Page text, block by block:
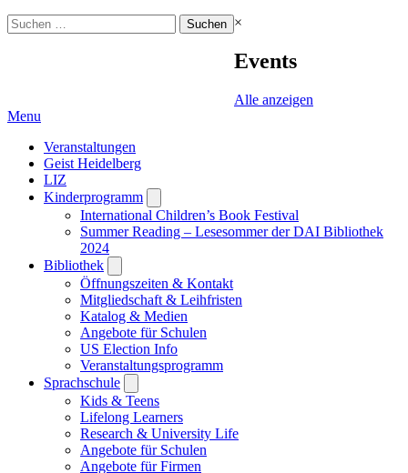
Suchen
nach:
×
Events
Alle anzeigen
Menu
Veranstaltungen
Geist Heidelberg
LIZ
Kinderprogramm
submenu
International Children’s Book Festival
Summer Reading – Lesesommer der DAI Bibliothek
2024
Bibliothek
submenu
Öffnungszeiten & Kontakt
Mitgliedschaft & Leihfristen
Katalog & Medien
Angebote für Schulen
US Election Info
Veranstaltungsprogramm
Sprachschule
submenu
Kids & Teens
Lifelong Learners
Research & University Life
Angebote für Schulen
Angebote für Firmen